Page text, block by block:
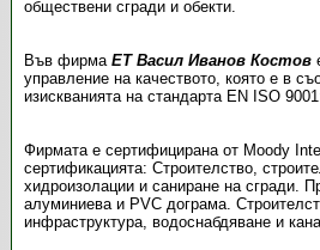
обществени сгради и обекти.
Във фирма ЕТ Васил Иванов Костов
управление на качеството, която е в
изискванията на стандарта EN ISO
Фирмата е сертифицирана от Moody
сертификацията: Строителство,
хидроизолации и саниране на сгради.
алуминиева и РVС дограма.
инфраструктура, водоснабдяване и